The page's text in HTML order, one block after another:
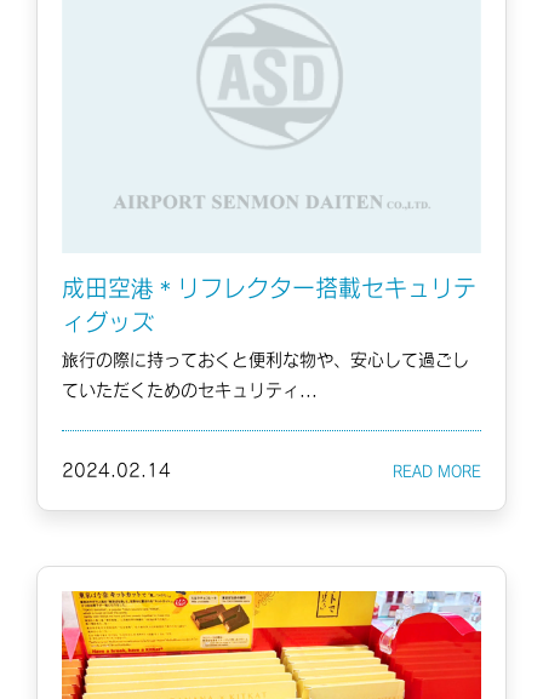
成田空港＊リフレクター搭載セキュリテ
ィグッズ
旅行の際に持っておくと便利な物や、安心して過ごし
ていただくためのセキュリティ...
2024.02.14